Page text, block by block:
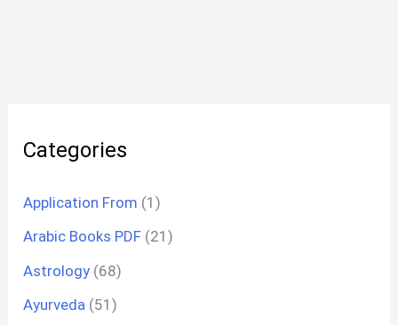
Categories
Application From (1)
Arabic Books PDF (21)
Astrology (68)
Ayurveda (51)